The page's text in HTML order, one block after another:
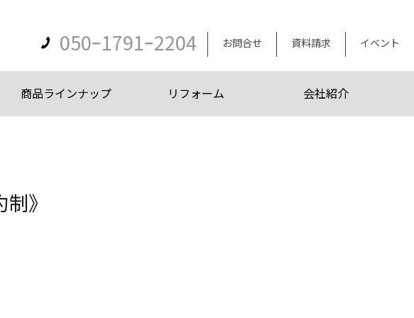
050ｰ1791ｰ2204 お問合せ 資料請求 イベント
商品ラインナップ リフォーム 会社紹介
》